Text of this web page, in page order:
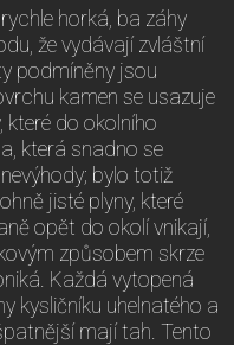
horká, ba záhy
že vydávají zvláštní
podmíněny jsou
kamen se usazuje
které do okolního
která snadno se
bylo totiž
jisté plyny, které
opět do okolí vnikají,
způsobem skrze
Každá vytopená
kysličníku uhelnatého a
mají tah. Tento